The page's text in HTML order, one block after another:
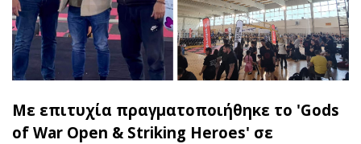
Με επιτυχία πραγματοποιήθηκε το 'Gods
of War Open & Striking Heroes' σε